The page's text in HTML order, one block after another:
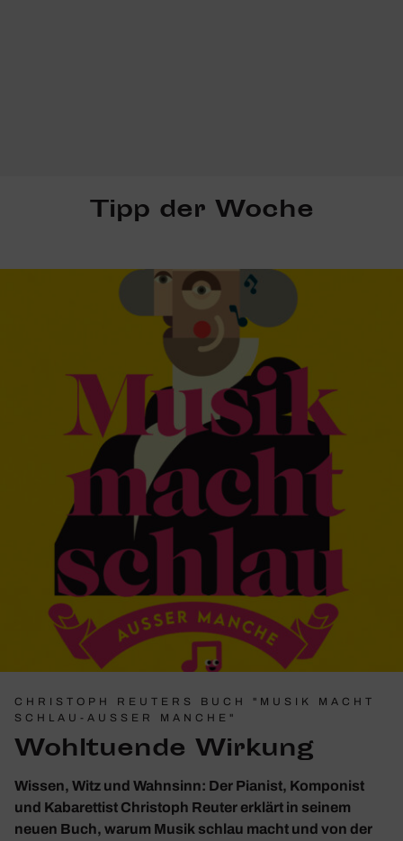
Tipp der Woche
CHRISTOPH REUTERS BUCH "MUSIK MACHT
SCHLAU-AUSSER MANCHE"
Wohl­tu­ende Wirkung
Wissen, Witz und Wahnsinn: Der Pianist, Komponist
und Kabarettist Christoph Reuter erklärt in seinem
neuen Buch, warum Musik schlau macht und von der